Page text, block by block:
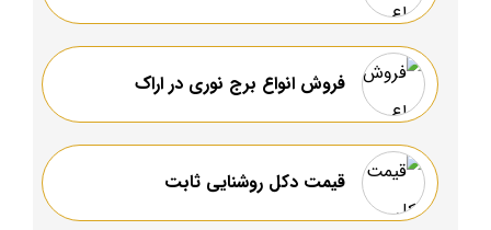
فروش انواع برج نوری در اراک
قیمت دکل روشنایی ثابت